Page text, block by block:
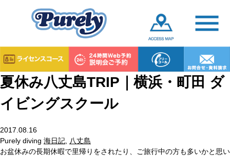
夏休み八丈島TRIP｜横浜・町田 ダ
イビングスクール
2017.08.16
Purely diving 海日記
八丈島
お盆休みの長期休暇で里帰りをされたり、ご旅行中の方も多いかと思い